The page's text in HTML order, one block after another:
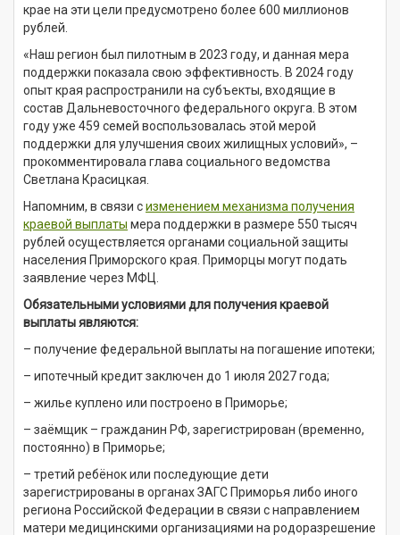
крае на эти цели предусмотрено более 600 миллионов
рублей.
«Наш регион был пилотным в 2023 году, и данная мера
поддержки показала свою эффективность. В 2024 году
опыт края распространили на субъекты, входящие в
состав Дальневосточного федерального округа. В этом
году уже 459 семей воспользовалась этой мерой
поддержки для улучшения своих жилищных условий», –
прокомментировала глава социального ведомства
Светлана Красицкая.
Напомним, в связи сизменением механизма получения
краевой выплаты мера поддержки в размере 550 тысяч
рублей осуществляется органами социальной защиты
населения Приморского края. Приморцы могут подать
заявление через МФЦ.
Обязательными условиями для получения краевой
выплаты являются:
– получение федеральной выплаты на погашение ипотеки;
– ипотечный кредит заключен до 1 июля 2027 года;
– жилье куплено или построено в Приморье;
– заёмщик – гражданин РФ, зарегистрирован (временно,
постоянно) в Приморье;
– третий ребёнок или последующие дети
зарегистрированы в органах ЗАГС Приморья либо иного
региона Российской Федерации в связи с направлением
матери медицинскими организациями на родоразрешение